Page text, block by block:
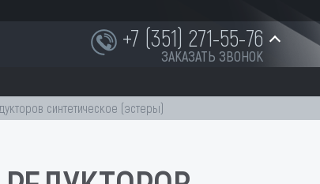
+7 (351) 271-55-76
ЗАКАЗАТЬ ЗВОНОК
+7 (951) 252-91-87
INFO@NORD-OST-LADER.RU
синтетическое (эстеры)